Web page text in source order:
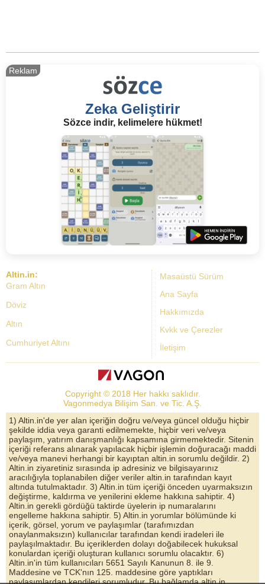
Zeka Geliştirir
Sözce indir, kelimelere hükmet!
Reklam
Masaüstü Sürüm
Ana Sayfa
Hakkımızda
Kvkk ve Çerezler
İletişim
Altin.in:
Gram Altın
Döviz
Altın
Cumhuriyet Altını
Dolar Kuru
Altın Yorumları
Döviz Kurları
Çeyrek Altın
Bitcoin
Euro/Dolar Parite
Sterlin
Döviz Arşivi
Copyright © 2018 Her hakkı saklıdır.
Vagonmedya Bilişim San. ve Tic. A.Ş.
1) Altin.in'de yer alan içeriğin doğru ve/veya güncel olduğu hiçbir
şekilde iddia veya garanti edilmemekte, hiçbir veri ve/veya
paylaşım, yatırım danışmanlığı kapsamına girmemektedir. Sitenin
içeriği referans alınarak yapılacak hiçbir işlemin doğuracağı maddi
ve/veya manevi herhangi bir kayıptan altin.in sorumlu değildir. 2)
Altin.in ziyaretiniz sırasında ip adresiniz ve bilgisayarınız
aracılığıyla toplanabilen diğer veriler altin.in tarafından kayıt
altında tutulmaktadır. 3) Altin.in tüm içeriği önceden uyarmaksızın
değiştirme, kaldırma ve yenilerini ekleme hakkına sahiptir. 4)
Altin.in gerekli gördüğü taktirde üyelerin ip numaralarını
engelleme hakkına sahiptir. 5) Altin.in yorumlar bölümünde ki
içerik, görsel, yorum ve paylaşımlar (tarafımızdan
onaylanmaksızın) kullanıcılar tarafından kendi iradeleri ile
paylaşılmaktadır. Bu içeriklerden dolayı doğabilecek hukuksal
konulardan içeriği oluşturan kullanıcı sorumlu olacaktır. 6)
Altin.in'in tüm kullanıcıları 5651 Sayılı Kanunun 8. ile 9.
Maddesine ve TCK'nın 125. maddesine göre yaptıkları
paylaşımlardan kendileri sorumludur. Bu bağlamda altin.in